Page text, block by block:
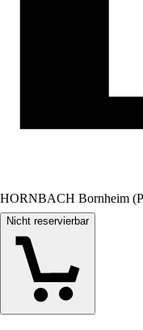
HORNBACH Bornheim
Nicht reservierbar